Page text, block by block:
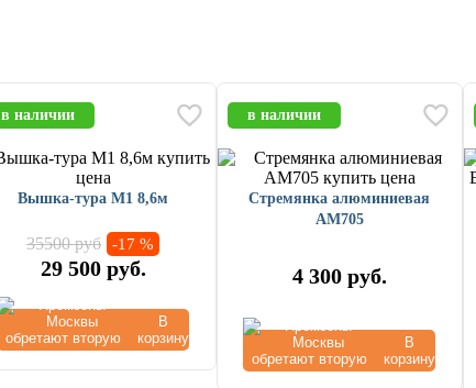
в наличии
Вышка-тура М1 8,6м
35500 руб -17 %
29 500 руб.
В
корзину
в наличии
Стремянка алюминиевая
AM705
4 300 руб.
В
корзину